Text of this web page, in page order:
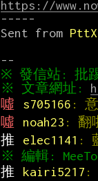
https://
-----
Sent from PttX
※ 文章網址:
噓
s705166 :
噓
noah23 : 翻
推
elec1141 :
推
kairi5217 :